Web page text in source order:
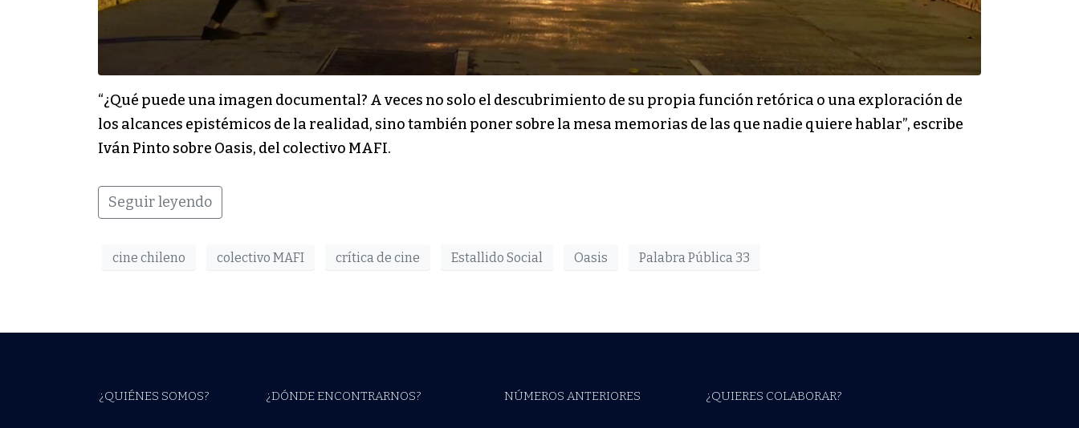
“¿Qué puede una imagen documental? A veces no solo el descubrimiento de su propia función retórica o una exploración de
los alcances epistémicos de la realidad, sino también poner sobre la mesa memorias de las que nadie quiere hablar”, escribe
Iván Pinto sobre Oasis, del colectivo MAFI.
Seguir leyendo
cine chileno colectivo MAFI crítica de cine Estallido Social Oasis Palabra Pública 33
¿QUIÉNES SOMOS? ¿DÓNDE ENCONTRARNOS? NÚMEROS ANTERIORES ¿QUIERES COLABORAR?